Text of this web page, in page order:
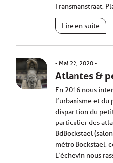
Fransmanstraat,
Lire en suite
Mai 22, 2020
Atlantes &
En 2016 nous
l’urbanisme et
disparition du
particulier des
BdBockstael
métro Bockstael,
L’échevin nous